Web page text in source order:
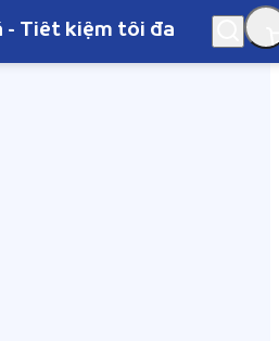
- Tiết kiệm tối đa
Hà Nội